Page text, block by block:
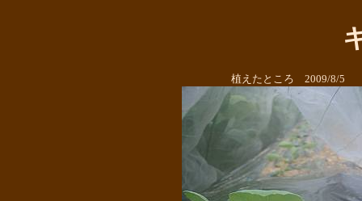
植えたところ 2009/8/5